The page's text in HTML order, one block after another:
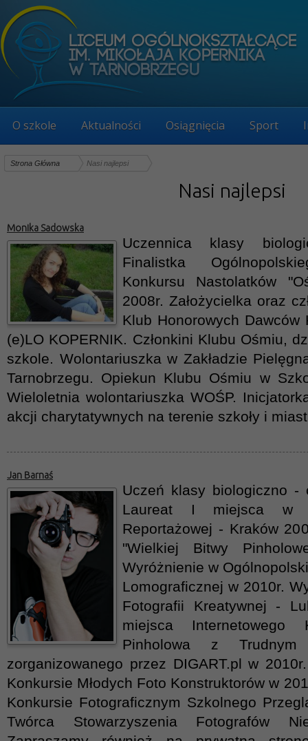
O szkole Aktualności Osiągnięcia Sport
Strona Główna Nasi najlepsi
Nasi najlepsi
Monika Sadowska
Uczennica klasy
Finalistka
Konkursu Nastolatków
2008r. Założycielka oraz
Klub Honorowych
(e)LO KOPERNIK. Członkini Klubu Ośmiu,
szkole. Wolontariuszka w Zakładzie
Tarnobrzegu. Opiekun Klubu Ośmiu w
Wieloletnia wolontariuszka WOŚP.
akcji charytatywnych na terenie szkoły i
Jan Barnaś
Uczeń klasy biologiczno -
Laureat I miejsca w
Reportażowej - Kraków
"Wielkiej Bitwy
Wyróżnienie w
Lomograficznej w 2010r.
Fotografii Kreatywnej -
miejsca Internetowego
Pinholowa z
zorganizowanego przez DIGART.pl w
Konkursie Młodych Foto Konstruktorów w
Konkursie Fotograficznym Szkolnego
Twórca Stowarzyszenia Fotografów